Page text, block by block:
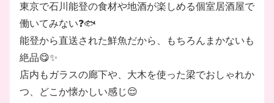
東京で石川能登の食材や地酒が楽しめる個室居酒屋で
働いてみない❓🐟
能登から直送された鮮魚だから、もちろんまかないも
絶品😋✨
店内もガラスの廊下や、大木を使った梁でおしゃれか
つ、どこか懐かしい感じ😌